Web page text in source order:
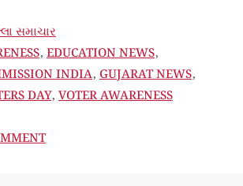
સમાચાર
, EDUCATION NEWS,
INDIA, GUJARAT NEWS,
DAY, VOTER AWARENESS